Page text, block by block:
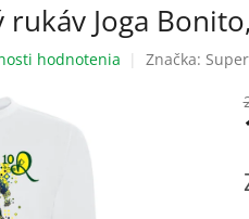
Joga
hodnotenia Značka: